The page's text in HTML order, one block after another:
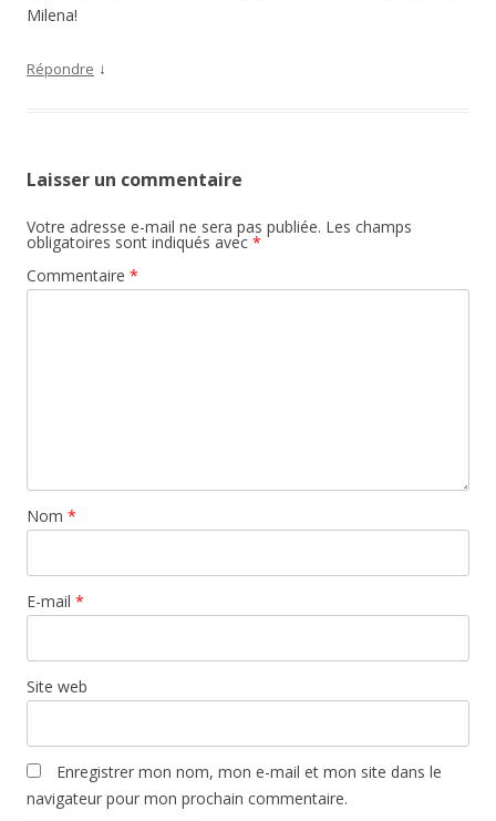
Milena!
Répondre ↓
Laisser un commentaire
Votre adresse e-mail ne sera pas publiée. Les champs
obligatoires sont indiqués avec *
Commentaire *
Nom *
E-mail *
Site web
Enregistrer mon nom, mon e-mail et mon site dans le
navigateur pour mon prochain commentaire.